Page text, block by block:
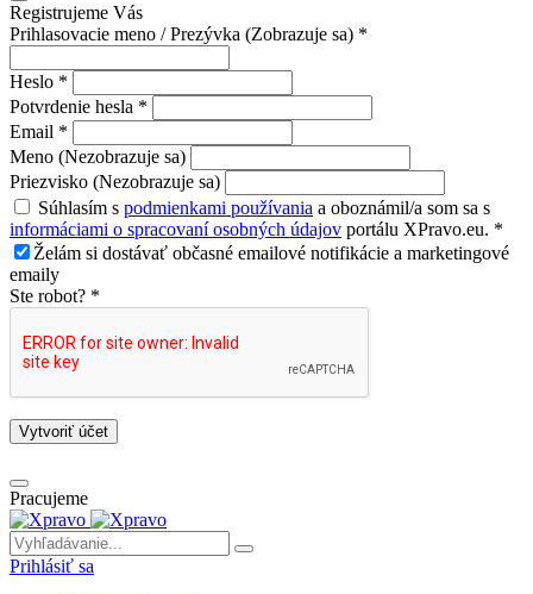
Registrujeme Vás
Prihlasovacie meno / Prezývka (Zobrazuje sa) *
Heslo *
Potvrdenie hesla *
Email *
Meno (Nezobrazuje sa)
Priezvisko (Nezobrazuje sa)
Súhlasím s podmienkami používania a oboznámil/a som sa s
informáciami o spracovaní osobných údajov portálu XPravo.eu. *
Želám si dostávať občasné emailové notifikácie a marketingové
emaily
Ste robot? *
Vytvoriť účet
Pracujeme
Prihlásiť sa